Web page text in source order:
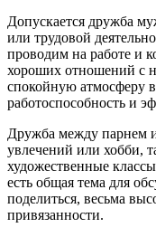
Допускается дружба
или трудовой
проводим на работе и
хороших отношений с
спокойную атмосферу
работоспособность и
Дружба между парнем
увлечений или хобби,
художественные
есть общая тема для
поделиться, весьма
привязанности.